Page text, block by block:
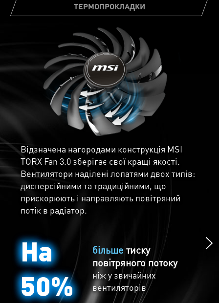
ТЕРМОПРОКЛАДКИ
Відзначена нагородами конструкція MSI
TORX Fan 3.0 зберігає свої кращі якості.
Вентилятори наділені лопатями двох типів:
дисперсійними та традиційними, що
прискорюють і направляють повітряний
потік в радіатор.
На
50%
більшетиску
повітряного потоку
ніж у звичайних
вентиляторів
Насолоджуйтесь
тишею
Технологія Zero Frozr не використовує
вентилятори при низьких навантаженнях,
тим самим, забезпечуючи безшумну роботу
відеокарти.
Прямокутна форма теплових труб
максимально підвищує площу контакту з
графічним чіпом і розподіляє тепло по всій
площі радіатора.
Велика кількість термопрокладок дозволяє
різним компонентам плати передавати
тепло безпосередньо радіатору для
кращого охолодження.